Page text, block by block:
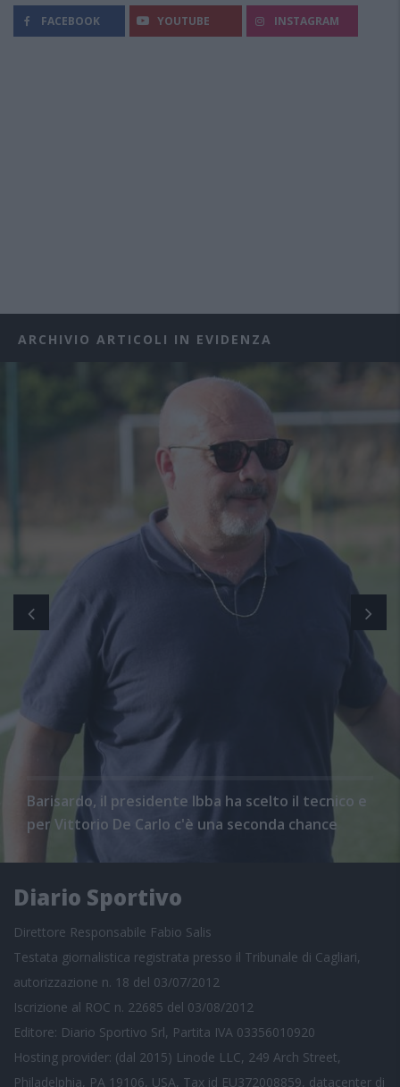
FACEBOOK YOUTUBE INSTAGRAM
ARCHIVIO ARTICOLI IN EVIDENZA
Barisardo, il presidente Ibba ha scelto il tecnico e
per Vittorio De Carlo c'è una seconda chance
Diario Sportivo
Direttore Responsabile Fabio Salis
Testata giornalistica registrata presso il Tribunale di Cagliari,
autorizzazione n. 18 del 03/07/2012
Iscrizione al ROC n. 22685 del 03/08/2012
Editore: Diario Sportivo Srl, Partita IVA 03356010920
Hosting provider: (dal 2015) Linode LLC, 249 Arch Street,
Philadelphia, PA 19106, USA, Tax id EU372008859, datacenter di